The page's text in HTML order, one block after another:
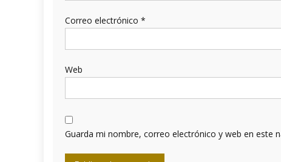
Correo electrónico *
Web
Guarda mi nombre, correo electrónico y web en este